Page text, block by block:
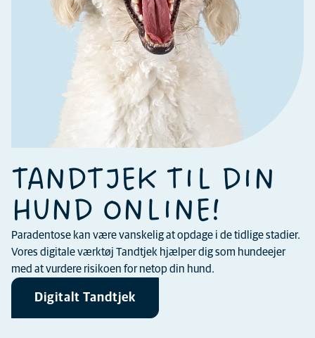
TANDTJEK TIL DIN
HUND ONLINE!
Paradentose kan være vanskelig at opdage i de tidlige stadier.
Vores digitale værktøj Tandtjek hjælper dig som hundeejer
med at vurdere risikoen for netop din hund.
Digitalt Tandtjek